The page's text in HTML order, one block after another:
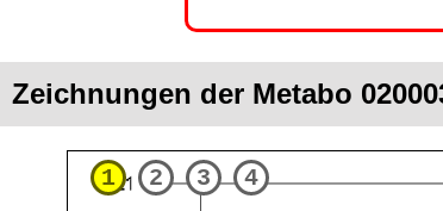
Zeichnungen der Metabo
1 2 3 4